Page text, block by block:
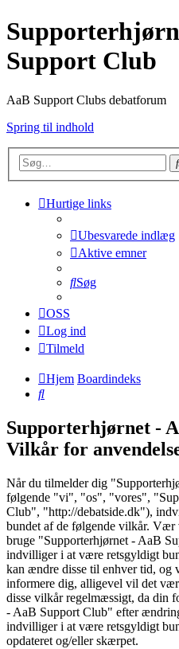
Support Club
AaB Support Clubs debatforum
Spring til indhold
Hurtige links
Ubesvarede indlæg
Aktive emner
Søg
OSS
Log ind
Tilmeld
Hjem Boardindeks
Søg
Supporterhjørnet -
Vilkår for
Når du tilmelder dig
følgende "vi", "os", "vores",
Club", "http://debatside.dk"),
bundet af de følgende vilkår.
bruge "Supporterhjørnet - AaB
indvilliger i at være retsgyldigt
kan ændre disse til enhver tid, og
informere dig, alligevel vil det
disse vilkår regelmæssigt, da din
- AaB Support Club" efter
indvilliger i at være retsgyldigt
opdateret og/eller skærpet.